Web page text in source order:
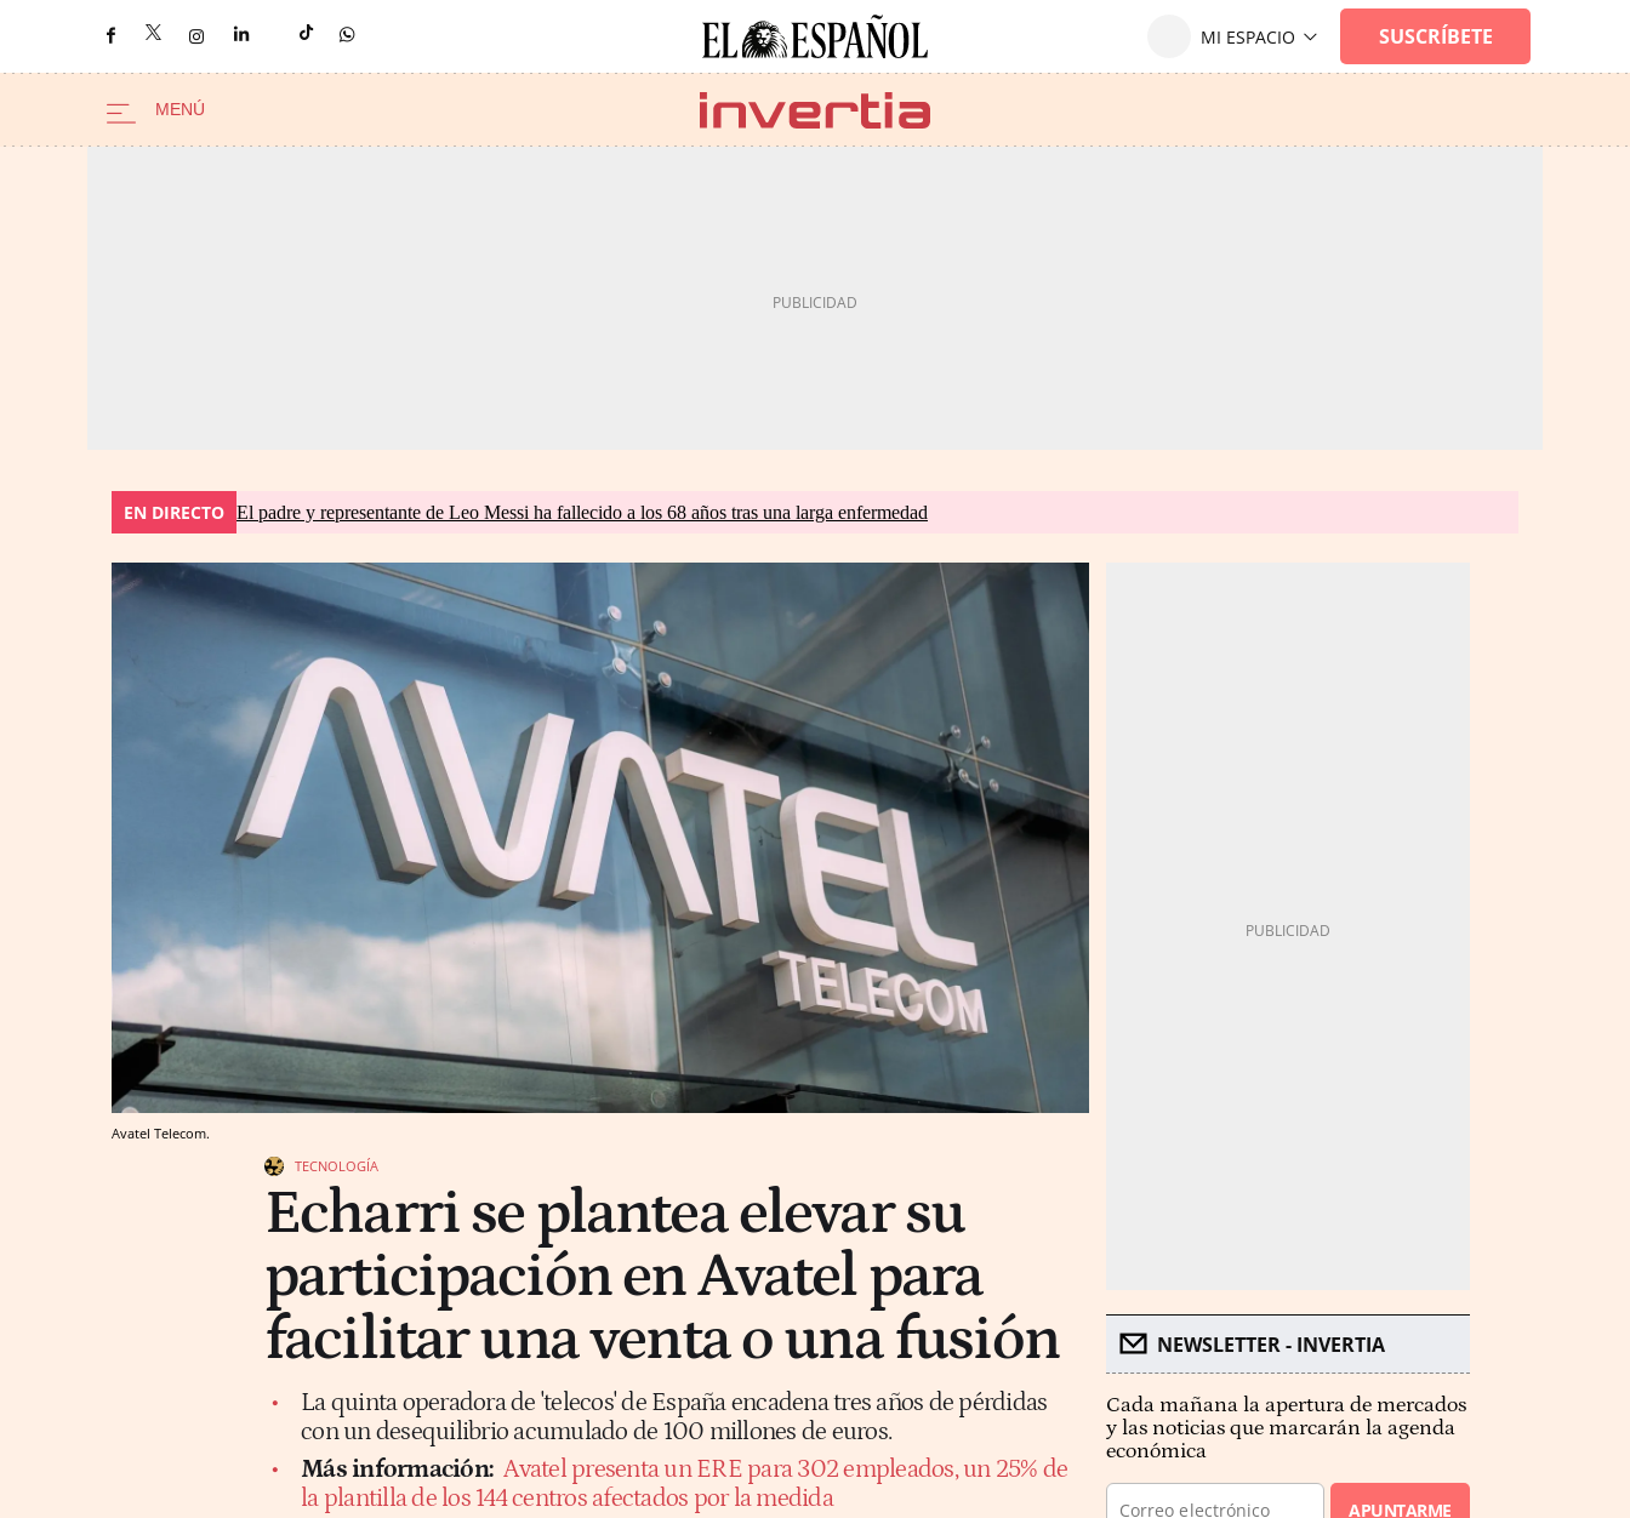
EN DIRECTO El padre y representante de Leo Messi ha fallecido a los 68 años tras una larga enfermedad
Avatel Telecom.
TECNOLOGÍA
Echarri se plantea elevar su
participación en Avatel para
facilitar una venta o una fusión
La quinta operadora de 'telecos' de España encadena tres años de pérdidas
con un desequilibrio acumulado de 100 millones de euros.
Más información: Avatel presenta un ERE para 302 empleados, un 25% de
la plantilla de los 144 centros afectados por la medida
NEWSLETTER - INVERTIA
Cada mañana la apertura de mercados
y las noticias que marcarán la agenda
económica
APUNTARME